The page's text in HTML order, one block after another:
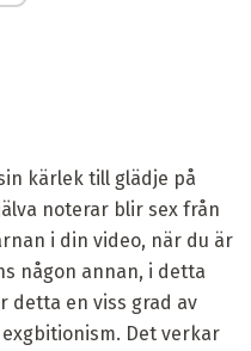
kärlek till glädje på
noterar blir sex från
i din video, när du är
någon annan, i detta
detta en viss grad av
Det verkar